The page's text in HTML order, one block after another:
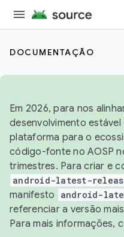
DOCUMENTAÇÃO
Em 2026, para nos
desenvolvimento
plataforma para o
código-fonte no AOSP
trimestres. Para criar e
android-latest-
manifesto
android-
referenciar a versão
Para mais informações,